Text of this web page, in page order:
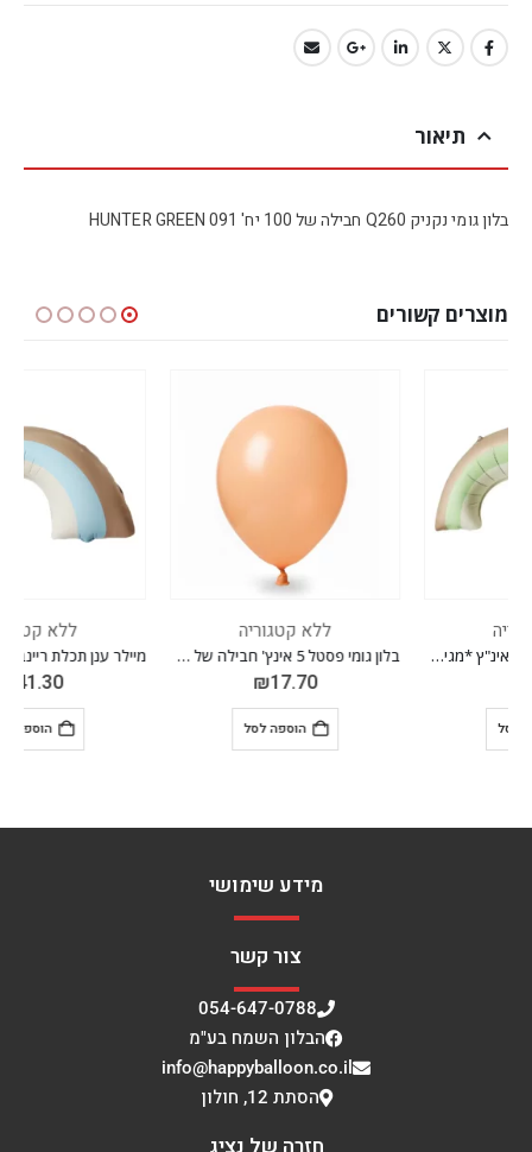
תיאור
בלון גומי נקניק Q260 חבילה של 100 יח' HUNTER GREEN 091
מוצרים קשורים
בלון גומי פסטל 5 אינץ' חבילה של 100 יח' PEACH 016 מיילר ענן תכלת ריינבו 32 אינ"ץ *מגיע בסיטונאות חבילה של 5 יח'*
מידע שימושי
צור קשר
054-647-0788
הבלון השמח בע"מ
info@happyballoon.co.il
הסתת 12, חולון
חזרה של נציג